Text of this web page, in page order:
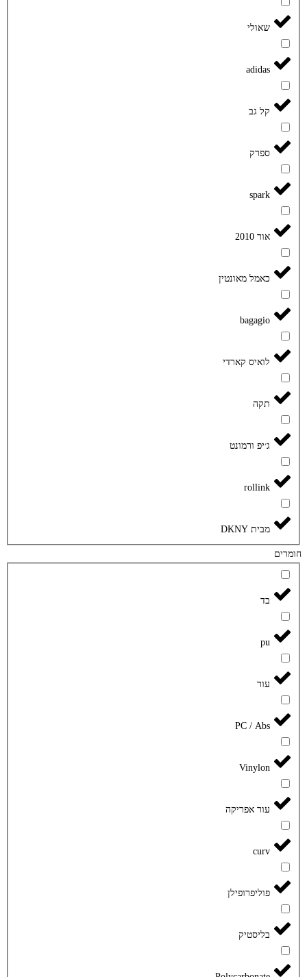
שאולי
adidas
קל גב
ספרק
spark
אור 2010
כאמל מאונטין
bagagio
לואיס קארדי
תקה
ג׳יפ ורמונט
rollink
מבית DKNY
חומרים
בד
pu
עור
PC / Abs
Vinylon
עור אפריקה
curv
פוליפרופילן
בליסטיק